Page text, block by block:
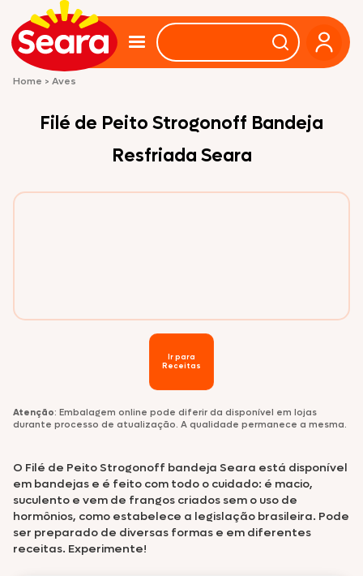
Home > Aves
Filé de Peito Strogonoff Bandeja
Resfriada Seara
Ir para
Receitas
Atenção: Embalagem online pode diferir da disponível em lojas
durante processo de atualização. A qualidade permanece a mesma.
O Filé de Peito Strogonoff bandeja Seara está disponível
em bandejas e é feito com todo o cuidado: é macio,
suculento e vem de frangos criados sem o uso de
hormônios, como estabelece a legislação brasileira. Pode
ser preparado de diversas formas e em diferentes
receitas. Experimente!